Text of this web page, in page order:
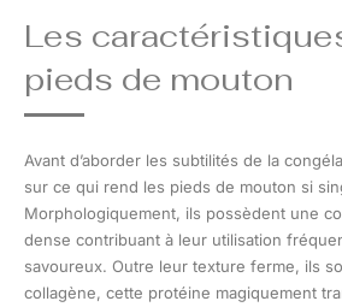
Les
pieds de mouton
Avant d’aborder les subtilités de la
sur ce qui rend les pieds de mouton si
Morphologiquement, ils possèdent une
dense contribuant à leur utilisation
savoureux. Outre leur texture ferme, ils
collagène, cette protéine magiquement